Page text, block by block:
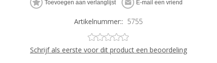
Artikelnummer:: 5755
Schrijf als eerste voor dit product een beoordeling